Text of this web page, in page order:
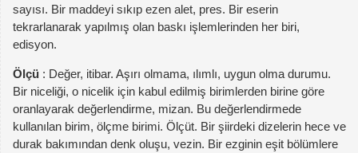
sayısı. Bir maddeyi sıkıp ezen alet, pres. Bir eserin
tekrarlanarak yapılmış olan baskı işlemlerinden her biri,
edisyon.
Ölçü : Değer, itibar. Aşırı olmama, ılımlı, uygun olma durumu.
Bir niceliği, o nicelik için kabul edilmiş birimlerden birine göre
oranlayarak değerlendirme, mizan. Bu değerlendirmede
kullanılan birim, ölçme birimi. Ölçüt. Bir şiirdeki dizelerin hece ve
durak bakımından denk oluşu, vezin. Bir ezginin eşit bölümlere